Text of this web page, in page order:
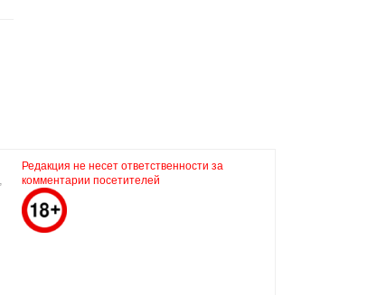
Редакция не несет ответственности за
комментарии посетителей